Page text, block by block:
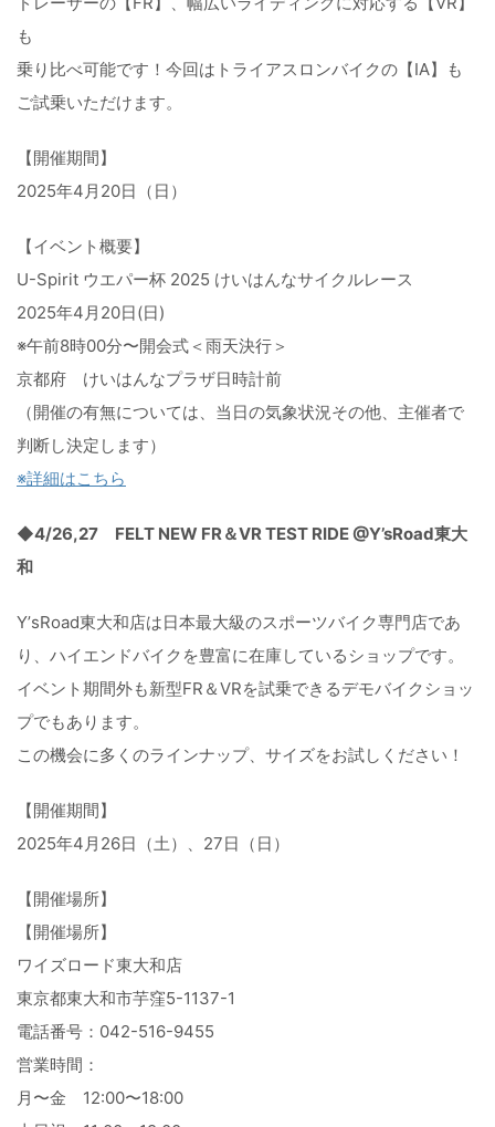
も
乗り比べ可能です！今回はトライアスロンバイクの【IA】
も
ご試乗いただけます。
【開催期間】
2025年4月20日（日）
【イベント概要】
U-Spirit ウエパー杯 2025 けいはんなサイクルレース
2025年4月20日(日)
※午前8時00分〜開会式＜雨天決行＞
京都府 けいはんなプラザ日時計前
（開催の有無については、当日の気象状況その他、 主催者で
判断し決定します）
※詳細はこちら
◆4/26,27 FELT NEW FR＆VR TEST RIDE @Y’sRoad東大
和
Y’sRoad東大和店は日本最大級のスポーツバイク専門店であ
り、 ハイエンドバイクを豊富に在庫しているショップです。
イベント期間外も新型FR＆VRを試乗できるデモバイクショッ
プでもあります。
この機会に多くのラインナップ、サイズをお試しください！
【開催期間】
2025年4月26日（土）、27日（日）
【開催場所】
【開催場所】
ワイズロード東大和店
東京都東大和市芋窪5-1137-1
電話番号：042-516-9455
営業時間：
月〜金 12:00〜18:00